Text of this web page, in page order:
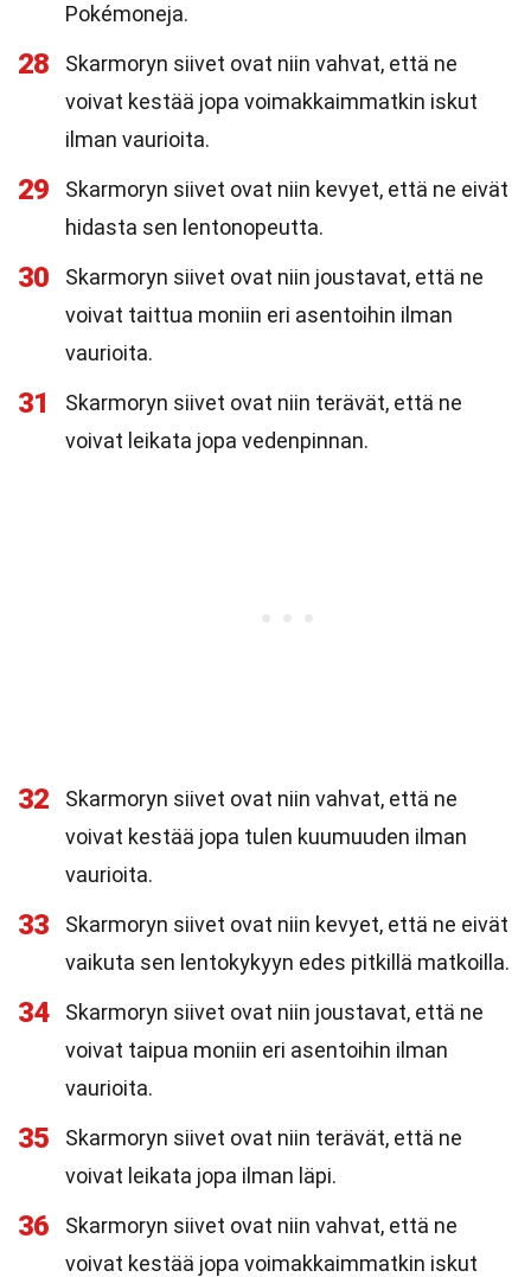
Pokémoneja.
28
Skarmoryn siivet ovat niin vahvat, että ne
voivat kestää jopa voimakkaimmatkin iskut
ilman vaurioita.
29
Skarmoryn siivet ovat niin kevyet, että ne eivät
hidasta sen lentonopeutta.
30
Skarmoryn siivet ovat niin joustavat, että ne
voivat taittua moniin eri asentoihin ilman
vaurioita.
31
Skarmoryn siivet ovat niin terävät, että ne
voivat leikata jopa vedenpinnan.
32
Skarmoryn siivet ovat niin vahvat, että ne
voivat kestää jopa tulen kuumuuden ilman
vaurioita.
33
Skarmoryn siivet ovat niin kevyet, että ne eivät
vaikuta sen lentokykyyn edes pitkillä matkoilla.
34
Skarmoryn siivet ovat niin joustavat, että ne
voivat taipua moniin eri asentoihin ilman
vaurioita.
35
Skarmoryn siivet ovat niin terävät, että ne
voivat leikata jopa ilman läpi.
36
Skarmoryn siivet ovat niin vahvat, että ne
voivat kestää jopa voimakkaimmatkin iskut